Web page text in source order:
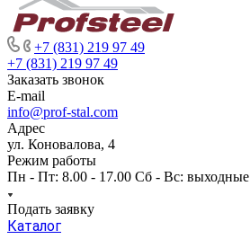
+7 (831) 219 97 49
+7 (831) 219 97 49
Заказать звонок
E-mail
info@prof-stal.com
Адрес
ул. Коновалова, 4
Режим работы
Пн - Пт: 8.00 - 17.00 Сб - Вс: выходные
Подать заявку
Каталог